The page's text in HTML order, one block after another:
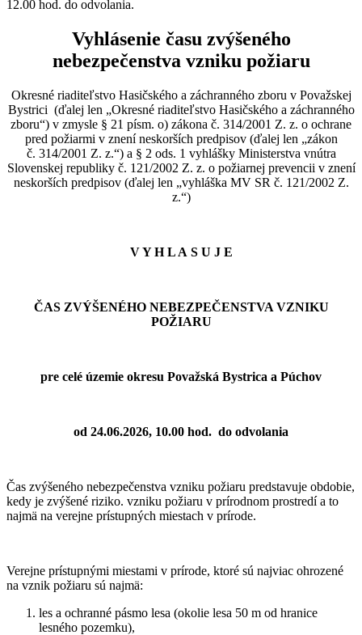
12.00 hod. do odvolania.
Vyhlásenie času zvýšeného
nebezpečenstva vzniku požiaru
Okresné riaditeľstvo Hasičského a záchranného zboru v Považskej
Bystrici (ďalej len „Okresné riaditeľstvo Hasičského a záchranného
zboru“) v zmysle § 21 písm. o) zákona č. 314/2001 Z. z. o ochrane
pred požiarmi v znení neskorších predpisov (ďalej len „zákon
č. 314/2001 Z. z.“) a § 2 ods. 1 vyhlášky Ministerstva vnútra
Slovenskej republiky č. 121/2002 Z. z. o požiarnej prevencii v znení
neskorších predpisov (ďalej len „vyhláška MV SR č. 121/2002 Z.
z.“)
V Y H L A S U J E
ČAS ZVÝŠENÉHO NEBEZPEČENSTVA VZNIKU
POŽIARU
pre celé územie okresu Považská Bystrica a Púchov
od 24.06.2026, 10.00 hod. do odvolania
Čas zvýšeného nebezpečenstva vzniku požiaru predstavuje obdobie,
kedy je zvýšené riziko. vzniku požiaru v prírodnom prostredí a to
najmä na verejne prístupných miestach v prírode.
Verejne prístupnými miestami v prírode, ktoré sú najviac ohrozené
na vznik požiaru sú najmä:
les a ochranné pásmo lesa (okolie lesa 50 m od hranice
lesného pozemku),